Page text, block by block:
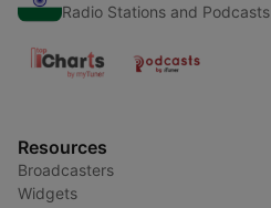
Radio Stations and Podcasts
Resources
Broadcasters
Widgets